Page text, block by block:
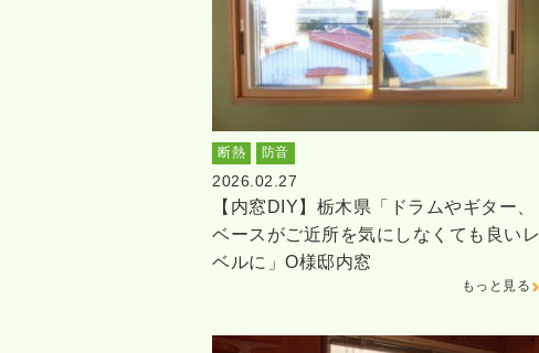
断熱 防音
2026.02.27
【内窓DIY】栃木県「ドラムやギター、
ベースがご近所を気にしなくても良いレ
ベルに」O様邸内窓
もっと見る